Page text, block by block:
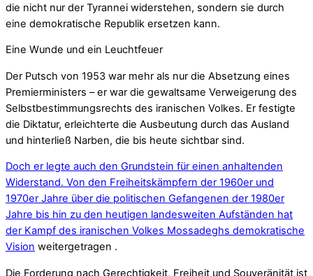
die nicht nur der Tyrannei widerstehen, sondern sie durch
eine demokratische Republik ersetzen kann.
Eine Wunde und ein Leuchtfeuer
Der Putsch von 1953 war mehr als nur die Absetzung eines
Premierministers – er war die gewaltsame Verweigerung des
Selbstbestimmungsrechts des iranischen Volkes. Er festigte
die Diktatur, erleichterte die Ausbeutung durch das Ausland
und hinterließ Narben, die bis heute sichtbar sind.
Doch er legte auch den Grundstein für einen anhaltenden
Widerstand. Von den Freiheitskämpfern der 1960er und
1970er Jahre über die politischen Gefangenen der 1980er
Jahre bis hin zu den heutigen landesweiten Aufständen hat
der Kampf des iranischen Volkes Mossadeghs demokratische
Vision weitergetragen .
Die Forderung nach Gerechtigkeit, Freiheit und Souveränität ist